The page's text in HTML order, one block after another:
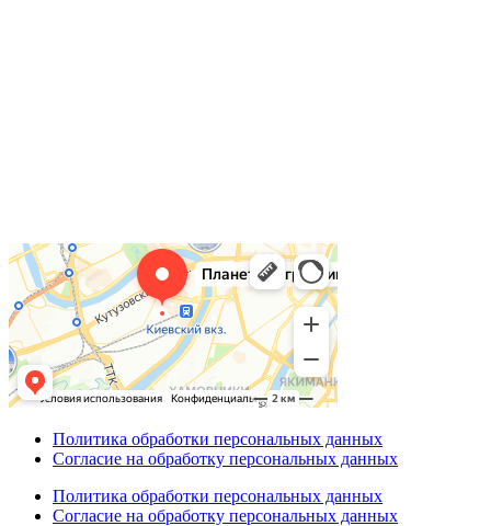
Политика обработки персональных данных
Согласие на обработку персональных данных
Политика обработки персональных данных
Согласие на обработку персональных данных